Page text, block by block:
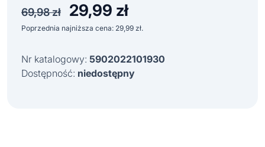
69,98zł
Pierwotna
cena
wynosiła:
29,99 złAktualna
Poprzednia najniższa cena: 29,99 zł.
Nr katalogowy: 5902022101930
Dostępność: niedostępny